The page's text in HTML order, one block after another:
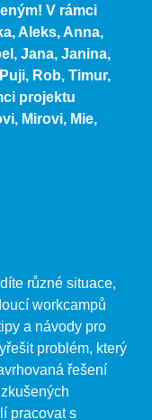
V rámci
Aleks, Anna,
Jana, Janina,
Rob, Timur,
projektu
Mirovi, Mie,
různé situace,
workcampů
a návody pro
problém, který
řešení
pracovat s